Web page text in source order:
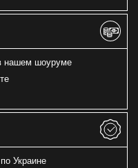
нашем шоуруме
Украине